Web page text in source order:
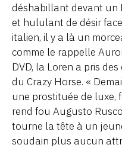
déshabillant devant un
et hululant de désir
italien, il y a là un
comme le rappelle
DVD, la Loren a pris
du Crazy Horse. «
une prostituée de luxe,
rend fou Augusto
tourne la tête à un
soudain plus aucun